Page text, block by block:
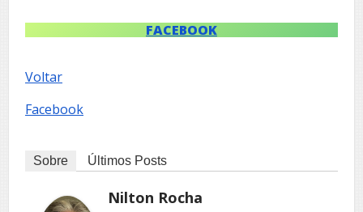
FACEBOOK
Voltar
Facebook
Sobre Últimos Posts
Nilton Rocha